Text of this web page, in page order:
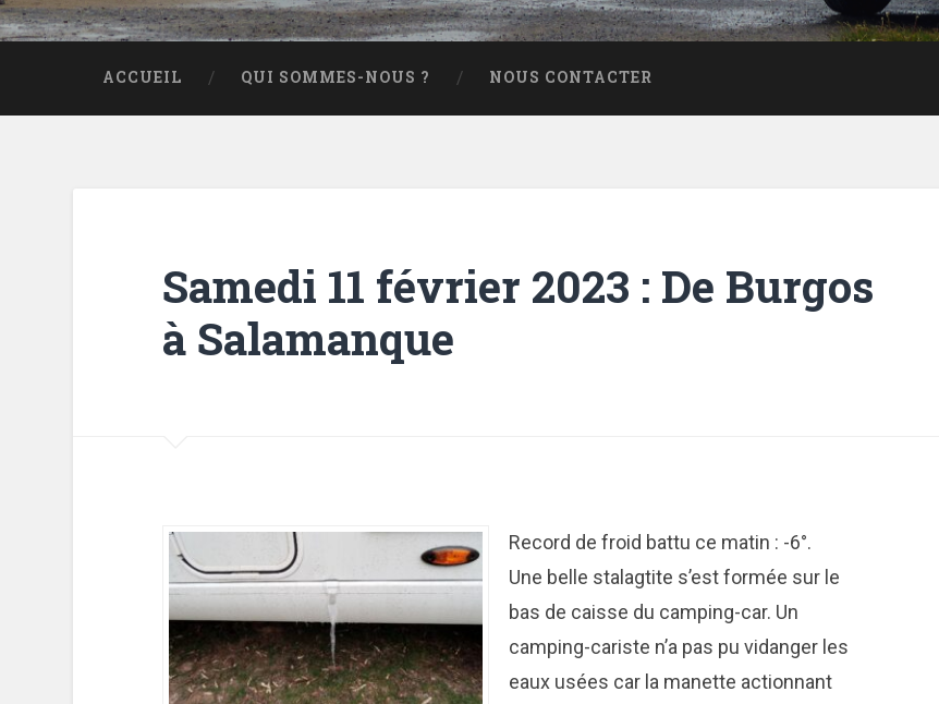
ACCUEIL QUI SOMMES-NOUS ? NOUS CONTACTER
Samedi 11 février 2023 : De Burgos
à Salamanque
Record de froid battu ce matin : -6°.
Une belle stalagtite s’est formée sur le
bas de caisse du camping-car. Un
camping-cariste n’a pas pu vidanger les
eaux usées car la manette actionnant